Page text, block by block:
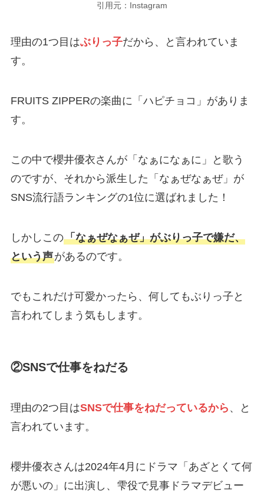
引用元：Instagram
理由の1つ目はぶりっ子だから、と言われていま
す。
FRUITS ZIPPERの楽曲に「ハピチョコ」がありま
す。
この中で櫻井優衣さんが「なぁになぁに」と歌う
のですが、それから派生した「なぁぜなぁぜ」が
SNS流行語ランキングの1位に選ばれました！
しかしこの「なぁぜなぁぜ」がぶりっ子で嫌だ、
という声があるのです。
でもこれだけ可愛かったら、何してもぶりっ子と
言われてしまう気もします。
②SNSで仕事をねだる
理由の2つ目はSNSで仕事をねだっているから 、と
言われています。
櫻井優衣さんは2024年4月にドラマ「あざとくて何
が悪いの」に出演し、雫役で見事ドラマデビュー